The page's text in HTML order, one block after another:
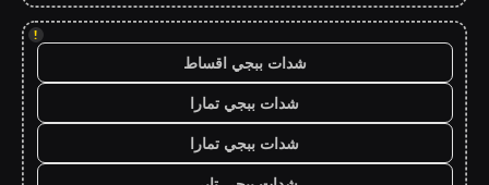
!
شدات ببجي اقساط
شدات ببجي تمارا
شدات ببجي تمارا